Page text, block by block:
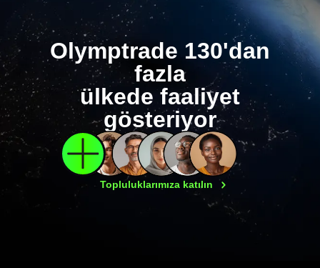
Olymptrade 130'dan
fazla
ülkede faaliyet
gösteriyor
Topluluklarımıza katılın